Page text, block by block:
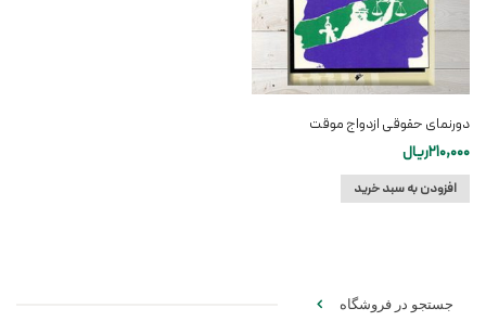
دورنمای حقوقی ازدواج موقت
210,000ریال
افزودن به سبد خرید
جستجو در فروشگاه